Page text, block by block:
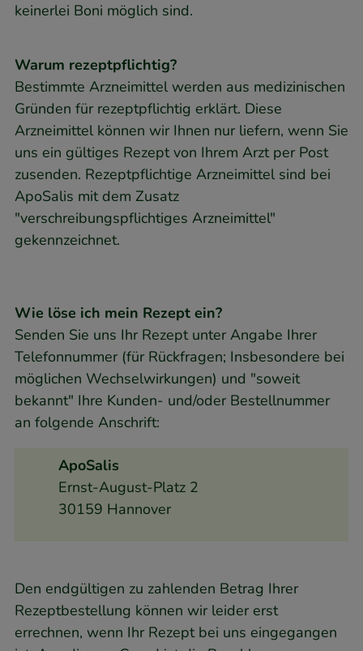
keinerlei Boni möglich sind.
Warum rezeptpflichtig?
Bestimmte Arzneimittel werden aus medizinischen
Gründen für rezeptpflichtig erklärt. Diese
Arzneimittel können wir Ihnen nur liefern, wenn Sie
uns ein gültiges Rezept von Ihrem Arzt per Post
zusenden. Rezeptpflichtige Arzneimittel sind bei
ApoSalis mit dem Zusatz
"verschreibungspflichtiges Arzneimittel"
gekennzeichnet.
Wie löse ich mein Rezept ein?
Senden Sie uns Ihr Rezept unter Angabe Ihrer
Telefonnummer (für Rückfragen; Insbesondere bei
möglichen Wechselwirkungen) und "soweit
bekannt" Ihre Kunden- und/oder Bestellnummer
an folgende Anschrift:
ApoSalis
Ernst-August-Platz 2
30159 Hannover
Den endgültigen zu zahlenden Betrag Ihrer
Rezeptbestellung können wir leider erst
errechnen, wenn Ihr Rezept bei uns eingegangen